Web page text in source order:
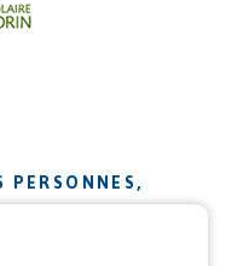
QUI ONT
MISSION.